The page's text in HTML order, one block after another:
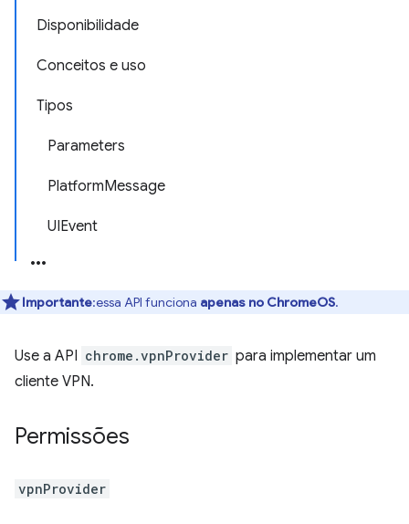
Disponibilidade
Conceitos e uso
Tipos
Parameters
PlatformMessage
UIEvent
Importante:essa API funciona apenas no ChromeOS.
Use a API chrome.vpnProvider para implementar um
cliente VPN.
Permissões
vpnProvider